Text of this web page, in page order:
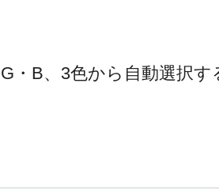
・B、3色から自動選択す